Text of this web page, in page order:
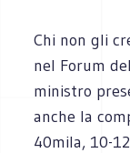
Chi non gli
nel Forum
ministro
anche la
40mila, 10-